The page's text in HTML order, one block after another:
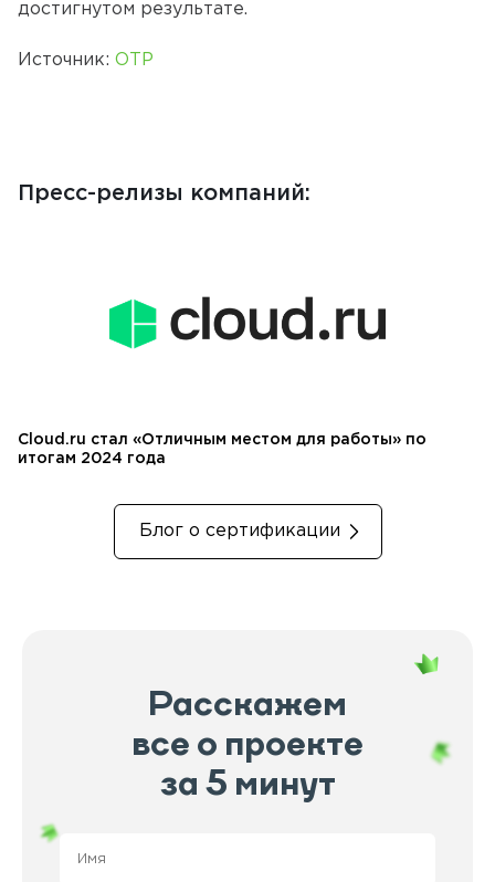
достигнутом результате.
Источник: ОТР
Пресс-релизы компаний:
Cloud.ru стал «Отличным местом для работы» по
итогам 2024 года
Блог о сертификации
Расскажем
все о проекте
за 5 минут